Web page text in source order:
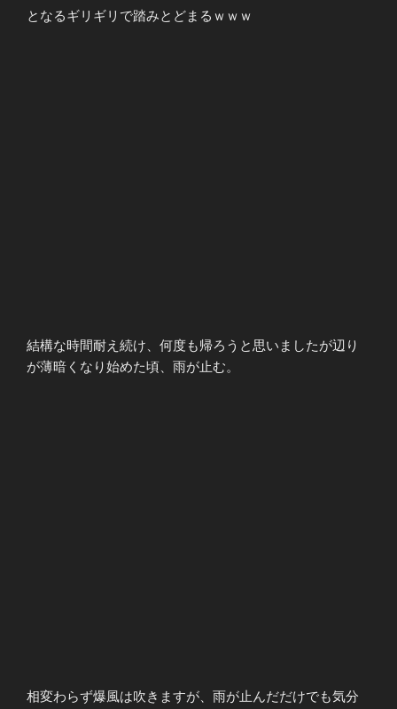
となるギリギリで踏みとどまるｗｗｗ
結構な時間耐え続け、何度も帰ろうと思いましたが辺り
が薄暗くなり始めた頃、雨が止む。
相変わらず爆風は吹きますが、雨が止んだだけでも気分